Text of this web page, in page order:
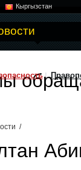
Кыргызстан
/